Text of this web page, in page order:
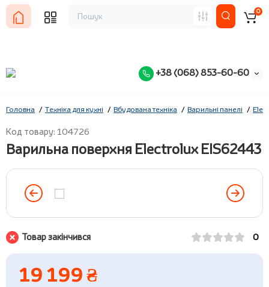
+38 (068) 853-60-60
0
Головна Техніка для кухні Вбудована техніка Варильні панелі
Код товару: 104726
Варильна поверхня Electrolux EIS62443
Товар закінчився 0
19 199 ₴